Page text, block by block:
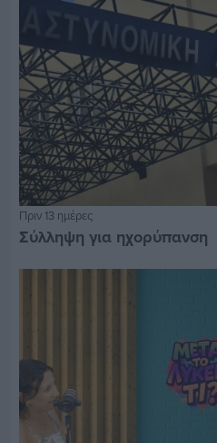
Πριν 13 ημέρες
Σύλληψη για ηχορύπανση